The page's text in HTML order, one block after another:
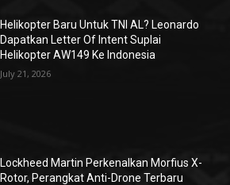
Helikopter Baru Untuk TNI AL? Leonardo
Dapatkan Letter Of Intent Suplai
Helikopter AW149 Ke Indonesia
July 21, 2026
Lockheed Martin Perkenalkan Morfius X-
Rotor, Perangkat Anti-Drone Terbaru